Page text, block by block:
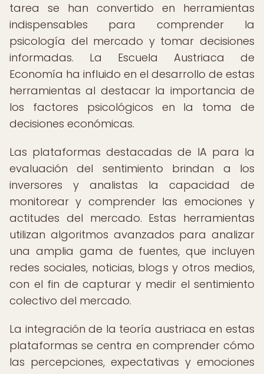
tarea se han convertido en herramientas
indispensables para comprender la
psicología del mercado y tomar decisiones
informadas. La Escuela Austriaca de
Economía ha influido en el desarrollo de estas
herramientas al destacar la importancia de
los factores psicológicos en la toma de
decisiones económicas.
Las plataformas destacadas de IA para la
evaluación del sentimiento brindan a los
inversores y analistas la capacidad de
monitorear y comprender las emociones y
actitudes del mercado. Estas herramientas
utilizan algoritmos avanzados para analizar
una amplia gama de fuentes, que incluyen
redes sociales, noticias, blogs y otros medios,
con el fin de capturar y medir el sentimiento
colectivo del mercado.
La integración de la teoría austriaca en estas
plataformas se centra en comprender cómo
las percepciones, expectativas y emociones